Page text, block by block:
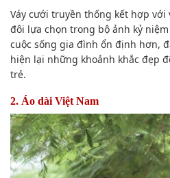
Váy cưới truyền thống kết hợp
đôi lựa chọn trong bộ ảnh kỷ
cuộc sống gia đình ổn định hơn,
hiện lại những khoảnh khắc đẹp
trẻ.
2. Áo dài Việt Nam